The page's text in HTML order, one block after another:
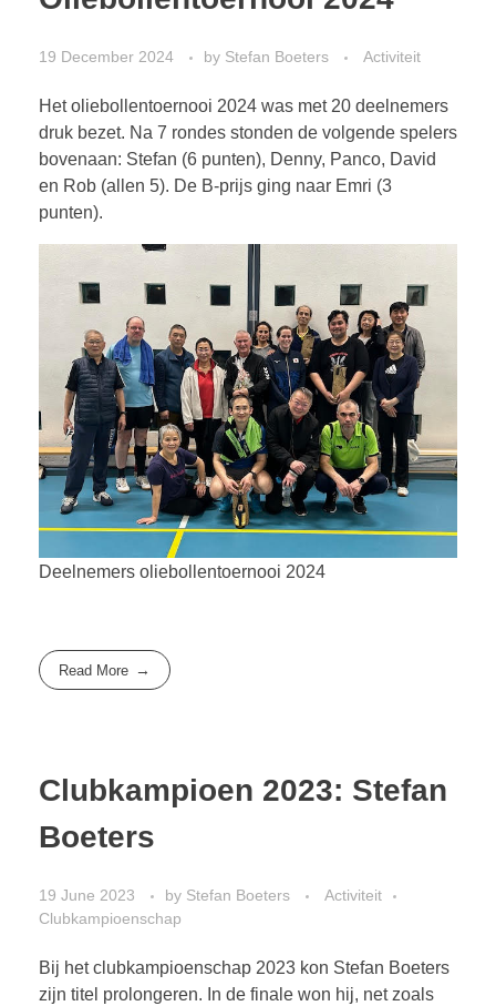
19 December 2024 by Stefan Boeters Activiteit
Het oliebollentoernooi 2024 was met 20 deelnemers
druk bezet. Na 7 rondes stonden de volgende spelers
bovenaan: Stefan (6 punten), Denny, Panco, David
en Rob (allen 5). De B-prijs ging naar Emri (3
punten).
Deelnemers oliebollentoernooi 2024
Read More
Clubkampioen 2023: Stefan
Boeters
19 June 2023 by Stefan Boeters
Activiteit
Clubkampioenschap
Bij het clubkampioenschap 2023 kon Stefan Boeters
zijn titel prolongeren. In de finale won hij, net zoals